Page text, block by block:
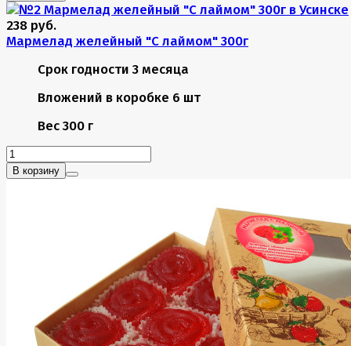
238 руб.
Мармелад желейный "С лаймом" 300г
Срок годности 3 месяца
Вложений в коробке 6 шт
Вес 300 г
В корзину